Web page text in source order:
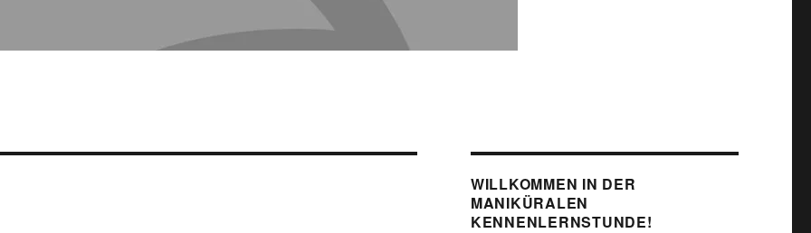
WILLKOMMEN IN DER
MANIKÜRALEN
KENNENLERNSTUNDE!